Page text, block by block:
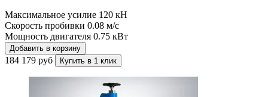
Максимальное усилие 120 кН
Скорость пробивки 0.08 м/с
Мощность двигателя 0.75 кВт
Добавить в корзину
184 179 руб Купить в 1 клик